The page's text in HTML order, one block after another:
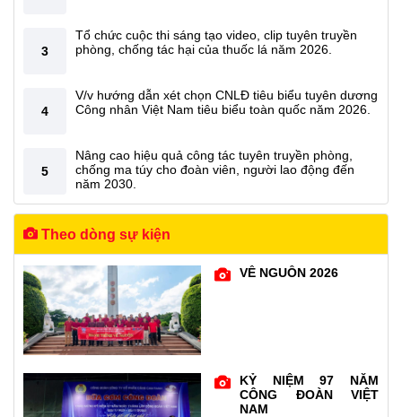
3
Tổ chức cuộc thi sáng tạo video, clip tuyên truyền
phòng, chống tác hại của thuốc lá năm 2026.
4
V/v hướng dẫn xét chọn CNLĐ tiêu biểu tuyên dương
Công nhân Việt Nam tiêu biểu toàn quốc năm 2026.
5
Nâng cao hiệu quả công tác tuyên truyền phòng,
chống ma túy cho đoàn viên, người lao động đến
năm 2030.
Theo dòng sự kiện
VỀ NGUỒN 2026
KỶ NIỆM 97 NĂM
CÔNG ĐOÀN VIỆT
NAM